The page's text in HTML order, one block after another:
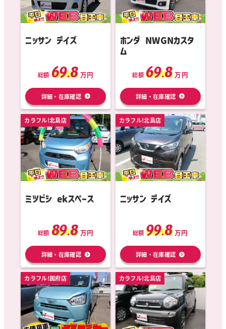
ニッサン デイズ
総額 69.8 万円
詳細・在庫確認
ホンダ NWGNカスタ
ム
総額 69.8 万円
詳細・在庫確認
カラフル!北島店
ミツビシ ekスペース
総額 89.8 万円
詳細・在庫確認
カラフル!北島店
ニッサン デイズ
総額 99.8 万円
詳細・在庫確認
カラフル!国府店 カラフル!北島店